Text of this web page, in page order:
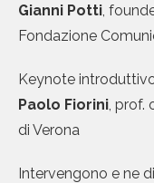
Gianni Potti,
Fondazione
Keynote
Paolo Fiorini, prof.
di Verona
Intervengono e ne